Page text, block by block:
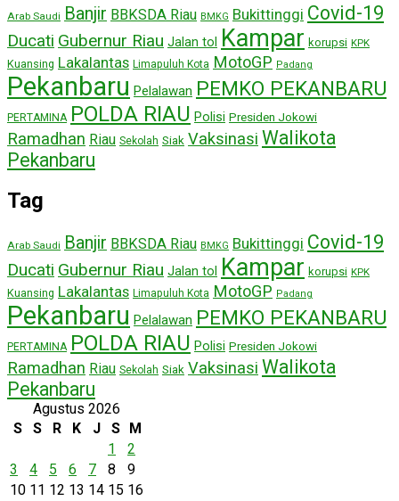
Arab Saudi Banjir BBKSDA Riau BMKG Bukittinggi Covid-19
Ducati Gubernur Riau Jalan tol Kampar korupsi KPK
Kuansing Lakalantas Limapuluh Kota MotoGP Padang
Pekanbaru Pelalawan PEMKO PEKANBARU
PERTAMINA POLDA RIAU Polisi Presiden Jokowi
Ramadhan Riau Sekolah Siak Vaksinasi Walikota
Pekanbaru
Tag
Arab Saudi Banjir BBKSDA Riau BMKG Bukittinggi Covid-19
Ducati Gubernur Riau Jalan tol Kampar korupsi KPK
Kuansing Lakalantas Limapuluh Kota MotoGP Padang
Pekanbaru Pelalawan PEMKO PEKANBARU
PERTAMINA POLDA RIAU Polisi Presiden Jokowi
Ramadhan Riau Sekolah Siak Vaksinasi Walikota
Pekanbaru
Agustus 2026
S
S R K J S
M
1
2
3
4 5 6 7 8
9
10 11 12 13 14 15 16